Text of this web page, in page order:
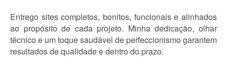
Entrego sites completos, bonitos, funcionais e alinhados
ao propósito de cada projeto. Minha dedicação, olhar
técnico e um toque saudável de perfeccionismo garantem
resultados de qualidade e dentro do prazo.